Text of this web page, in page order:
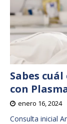
Sabes
con
enero 16, 2024
Consulta inicial